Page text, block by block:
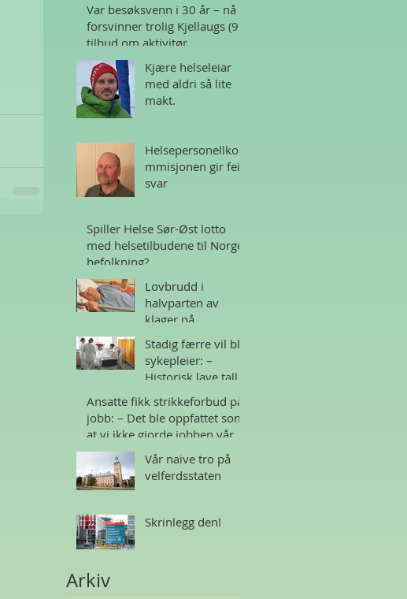
Var besøksvenn i 30 år – nå
forsvinner trolig Kjellaugs (95)
tilbud om aktivitør
Kjære helseleiar
med aldri så lite
makt.
Helsepersonellko
mmisjonen gir feil
svar
Spiller Helse Sør-Øst lotto
med helsetilbudene til Norges
befolkning?
Lovbrudd i
halvparten av
klager på
Stadig færre vil bli
sykepleier: –
Historisk lave tall
Ansatte fikk strikkeforbud på
jobb: – Det ble oppfattet som
at vi ikke gjorde jobben vår
Vår naive tro på
velferdsstaten
Skrinlegg den!
Arkiv